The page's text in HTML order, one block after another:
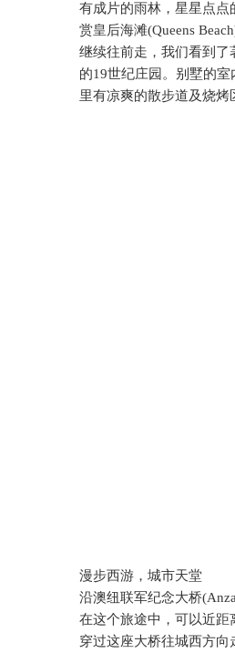
有成片的雨林，星星点
赏皇后海滩(Queens
继续往前走，我们看到了
的19世纪庄园。别墅的室
里有凉爽的散步道及烧烤
漫步西游，城市天堂
沿澳纽联军纪念大桥
在这个旅途中，可以近距
穿过这座大桥往城西方